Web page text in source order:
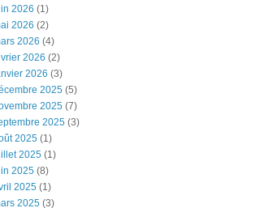
2026 (1)
2026 (2)
2026 (4)
2026 (2)
2026 (3)
2025 (5)
2025 (7)
2025 (3)
2025 (1)
2025 (1)
2025 (8)
2025 (1)
2025 (3)